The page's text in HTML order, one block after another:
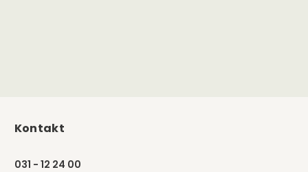
Kontakt
031 - 12 24 00